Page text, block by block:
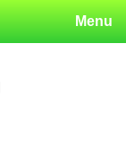
Menu